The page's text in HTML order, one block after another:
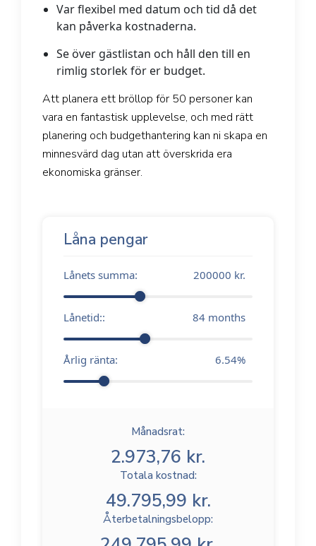
Var flexibel med datum och tid då det
kan påverka kostnaderna.
Se över gästlistan och håll den till en
rimlig storlek för er budget.
Att planera ett bröllop för 50 personer kan
vara en fantastisk upplevelse, och med rätt
planering och budgethantering kan ni skapa en
minnesvärd dag utan att överskrida era
ekonomiska gränser.
Låna pengar
Lånets summa: 200000 kr.
Lånetid:: 84 months
Årlig ränta: 6.54%
Månadsrat:
2.973,76 kr.
Totala kostnad:
49.795,99 kr.
Återbetalningsbelopp: